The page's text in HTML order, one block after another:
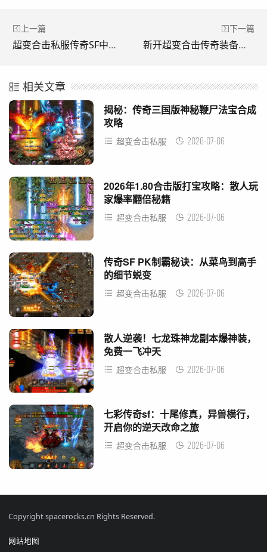
上一篇
超变合击私服传奇SF中修炼玩法有什么用?(超变私服传奇SF里的训练玩法有什么用？)
下一篇
新开超变合击传奇装备的属性如何提升?(新开启的超变传奇装备属性如何提升？)
相关文章
揭秘：传奇三国版神秘鞭尸法宝合成
攻略
超变合击私服 2026-07-06
2026年1.80合击版打宝攻略：散人玩
家爆率翻倍秘籍
超变合击私服 2026-07-06
传奇SF PK制霸秘诀：从菜鸟到高手
的细节蜕变
超变合击私服 2026-07-06
散人逆袭！七龙珠神龙副本爆神装，
免费一飞冲天
超变合击私服 2026-07-06
七彩传奇sf：十尾修真，异兽横行，
开启你的逆天改命之旅
超变合击私服 2026-07-06
Copyright spacerocks.cn Rights Reserved.
网站地图